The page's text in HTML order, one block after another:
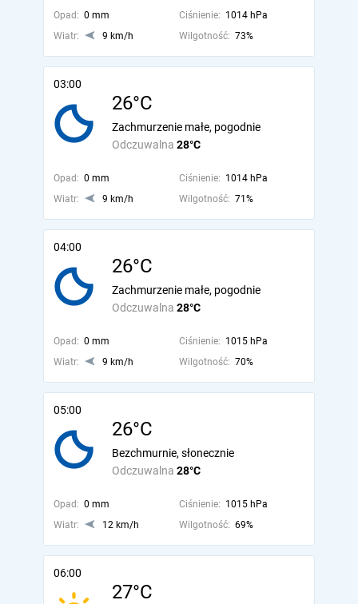
Opad: 0 mm Ciśnienie: 1014 hPa
Wiatr:
9 km/h Wilgotność: 73%
03:00
26°C
Odczuwalna 28°C
Zachmurzenie małe, pogodnie
Opad: 0 mm Ciśnienie: 1014 hPa
Wiatr:
9 km/h Wilgotność: 71%
04:00
26°C
Odczuwalna 28°C
Zachmurzenie małe, pogodnie
Opad: 0 mm Ciśnienie: 1015 hPa
Wiatr:
9 km/h Wilgotność: 70%
05:00
26°C
Odczuwalna 28°C
Bezchmurnie, słonecznie
Opad: 0 mm Ciśnienie: 1015 hPa
Wiatr:
12 km/h Wilgotność: 69%
06:00
27°C